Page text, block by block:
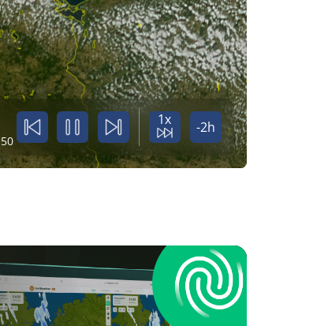
1x -2h